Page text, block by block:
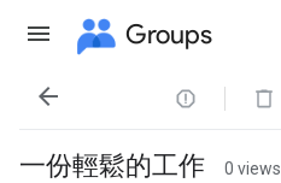
Groups

一份輕鬆的工作 0 views